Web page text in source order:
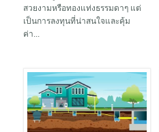
สวยงามหรือทองแท่งธรรมดาๆ แต่
เป็นการลงทุนที่น่าสนใจและคุ้ม
ค่า...